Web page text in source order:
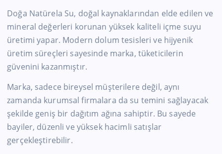
Doğa Natürela Su, doğal kaynaklarından elde edilen ve
mineral değerleri korunan yüksek kaliteli içme suyu
üretimi yapar. Modern dolum tesisleri ve hijyenik
üretim süreçleri sayesinde marka, tüketicilerin
güvenini kazanmıştır.
Marka, sadece bireysel müşterilere değil, aynı
zamanda kurumsal firmalara da su temini sağlayacak
şekilde geniş bir dağıtım ağına sahiptir. Bu sayede
bayiler, düzenli ve yüksek hacimli satışlar
gerçekleştirebilir.